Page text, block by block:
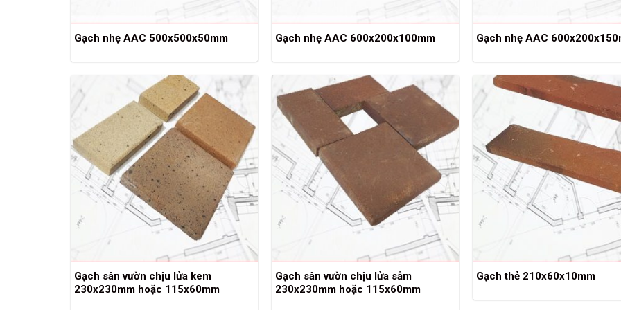
Gạch nhẹ AAC 500x500x50mm Gạch nhẹ AAC 600x200x100mm Gạch nhẹ AAC
Gạch sân vườn chịu lửa kem
230x230mm hoặc 115x60mm
Gạch sân vườn chịu lửa sẫm
230x230mm hoặc 115x60mm
Gạch thẻ 210x60x10mm